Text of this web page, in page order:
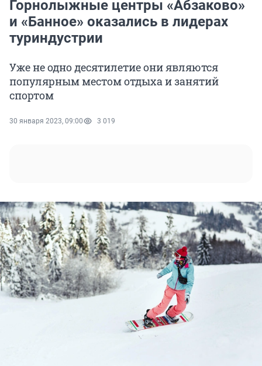
Горнолыжные центры «Абзаково»
и «Банное» оказались в лидерах
туриндустрии
Уже не одно десятилетие они являются
популярным местом отдыха и занятий
спортом
30 января 2023, 09:00 3 019